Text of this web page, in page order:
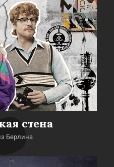
стена
Берлина